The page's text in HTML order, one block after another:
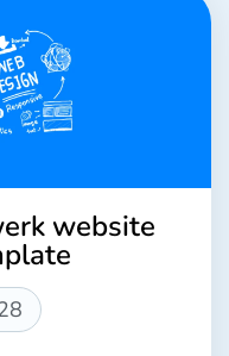
website